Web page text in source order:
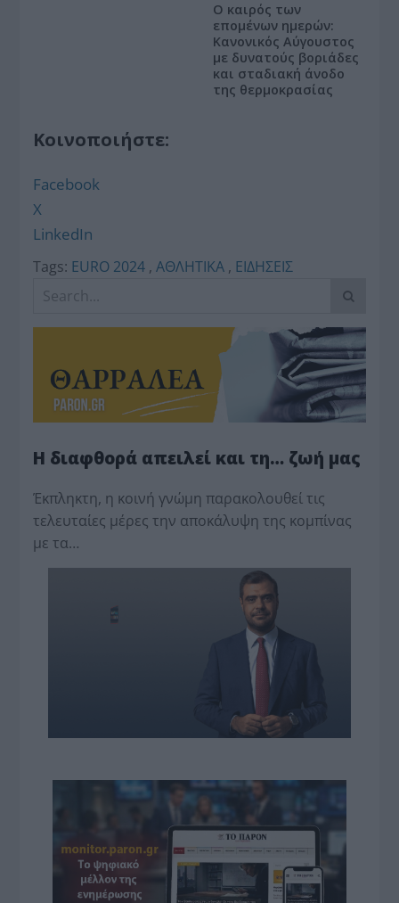
Ο καιρός των
επομένων ημερών:
Κανονικός Αύγουστος
με δυνατούς βοριάδες
και σταδιακή άνοδο
της θερμοκρασίας
Κοινοποιήστε:
Facebook
X
LinkedIn
Tags: EURO 2024 ,ΑΘΛΗΤΙΚΑ , ΕΙΔΗΣΕΙΣ
Η διαφθορά απειλεί και τη… ζωή μας
Έκπληκτη, η κοινή γνώμη παρακολουθεί τις
τελευταίες μέρες την αποκάλυψη της κο­μπίνας
με τα…